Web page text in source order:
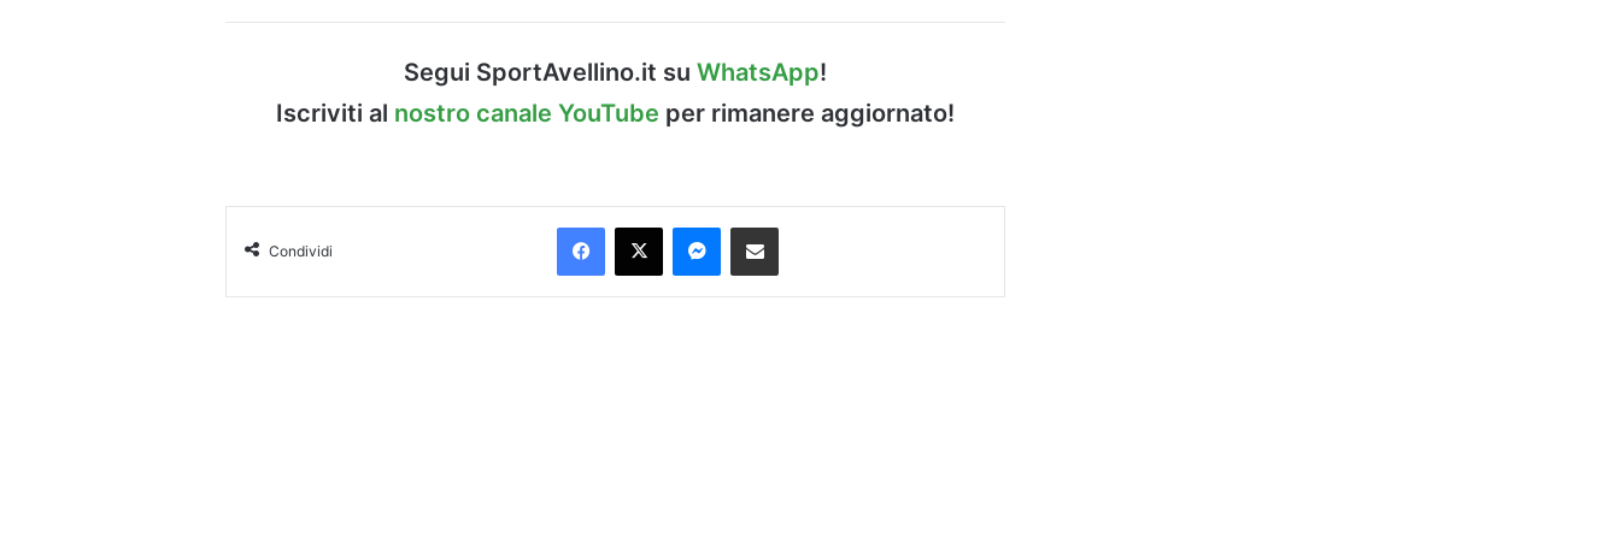
Segui SportAvellino.it su WhatsApp!
Iscriviti al nostro canale YouTube per rimanere aggiornato!
Condividi
Facebook
X Messenger
Condividi via Email